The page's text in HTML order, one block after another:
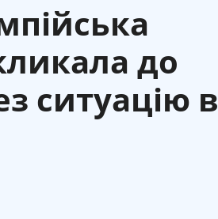
до
ситуацію в